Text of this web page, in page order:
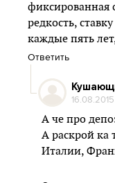
фиксированная
редкость,
каждые пять
Ответить
А че про
А раскрой ка
Италии,